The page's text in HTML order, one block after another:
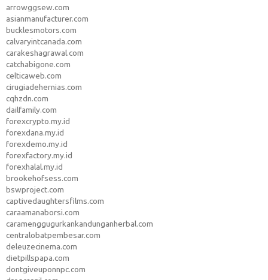
arrowggsew.com
asianmanufacturer.com
bucklesmotors.com
calvaryintcanada.com
carakeshagrawal.com
catchabigone.com
celticaweb.com
cirugiadehernias.com
cqhzdn.com
dailfamily.com
forexcrypto.my.id
forexdana.my.id
forexdemo.my.id
forexfactory.my.id
forexhalal.my.id
brookehofsess.com
bswproject.com
captivedaughtersfilms.com
caraamanaborsi.com
caramenggugurkankandunganherbal.com
centralobatpembesar.com
deleuzecinema.com
dietpillspapa.com
dontgiveuponnpc.com